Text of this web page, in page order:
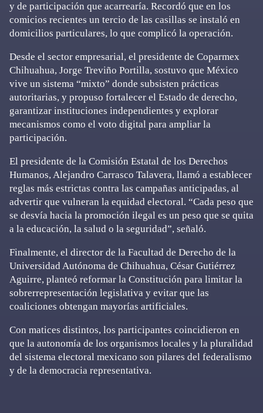
y de participación que acarrearía. Recordó que en los
comicios recientes un tercio de las casillas se instaló en
domicilios particulares, lo que complicó la operación.
Desde el sector empresarial, el presidente de Coparmex
Chihuahua, Jorge Treviño Portilla, sostuvo que México
vive un sistema “mixto” donde subsisten prácticas
autoritarias, y propuso fortalecer el Estado de derecho,
garantizar instituciones independientes y explorar
mecanismos como el voto digital para ampliar la
participación.
El presidente de la Comisión Estatal de los Derechos
Humanos, Alejandro Carrasco Talavera, llamó a establecer
reglas más estrictas contra las campañas anticipadas, al
advertir que vulneran la equidad electoral. “Cada peso que
se desvía hacia la promoción ilegal es un peso que se quita
a la educación, la salud o la seguridad”, señaló.
Finalmente, el director de la Facultad de Derecho de la
Universidad Autónoma de Chihuahua, César Gutiérrez
Aguirre, planteó reformar la Constitución para limitar la
sobrerrepresentación legislativa y evitar que las
coaliciones obtengan mayorías artificiales.
Con matices distintos, los participantes coincidieron en
que la autonomía de los organismos locales y la pluralidad
del sistema electoral mexicano son pilares del federalismo
y de la democracia representativa.